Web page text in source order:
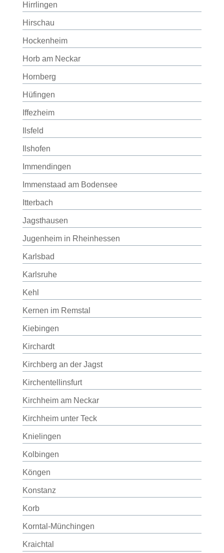
Hirrlingen
Hirschau
Hockenheim
Horb am Neckar
Hornberg
Hüfingen
Iffezheim
Ilsfeld
Ilshofen
Immendingen
Immenstaad am Bodensee
Itterbach
Jagsthausen
Jugenheim in Rheinhessen
Karlsbad
Karlsruhe
Kehl
Kernen im Remstal
Kiebingen
Kirchardt
Kirchberg an der Jagst
Kirchentellinsfurt
Kirchheim am Neckar
Kirchheim unter Teck
Knielingen
Kolbingen
Köngen
Konstanz
Korb
Korntal-Münchingen
Kraichtal